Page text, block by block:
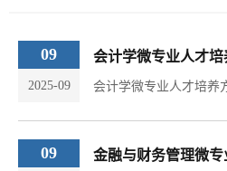
09
2025-09
会计学微专业人才培
09 金融与财务管理微